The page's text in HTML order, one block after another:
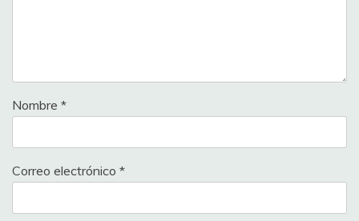
Nombre *
Correo electrónico *